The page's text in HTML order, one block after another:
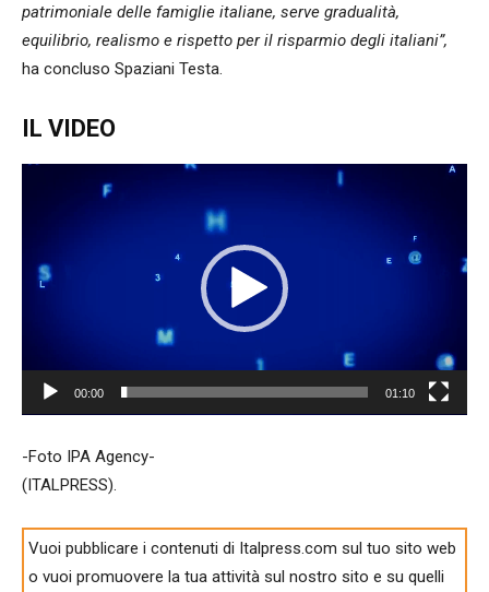
patrimoniale delle famiglie italiane, serve gradualità,
equilibrio, realismo e rispetto per il risparmio degli italiani”,
ha concluso Spaziani Testa.
IL VIDEO
00:00 01:10
-Foto IPA Agency-
(ITALPRESS).
Vuoi pubblicare i contenuti di Italpress.com sul tuo sito web
o vuoi promuovere la tua attività sul nostro sito e su quelli